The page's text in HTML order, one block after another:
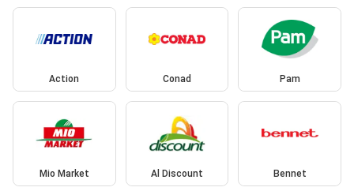
Action Conad Pam
Mio Market Al Discount Bennet